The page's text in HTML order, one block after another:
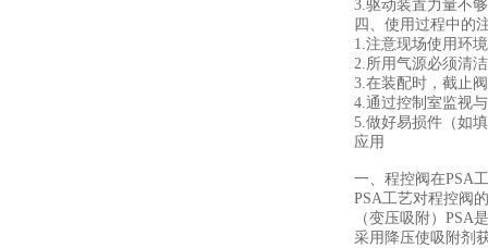
3.驱动装置力量不
四、使用过程中的
1.注意现场使用环
2.所用气源必须清
3.在装配时，截止
4.通过控制室监视
5.做好易损件（如
应用
一、程控阀在PSA
PSA工艺对程控阀
（变压吸附）
采用降压使吸附剂